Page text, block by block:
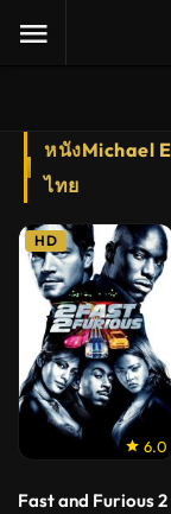
หนังMichael
ไทย
6.0
HD
Fast and Furious